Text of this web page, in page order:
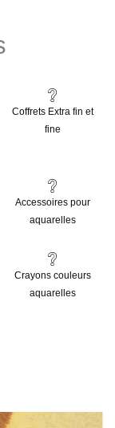
Coffrets Extra fin et
fine
Accessoires pour
aquarelles
Crayons couleurs
aquarelles